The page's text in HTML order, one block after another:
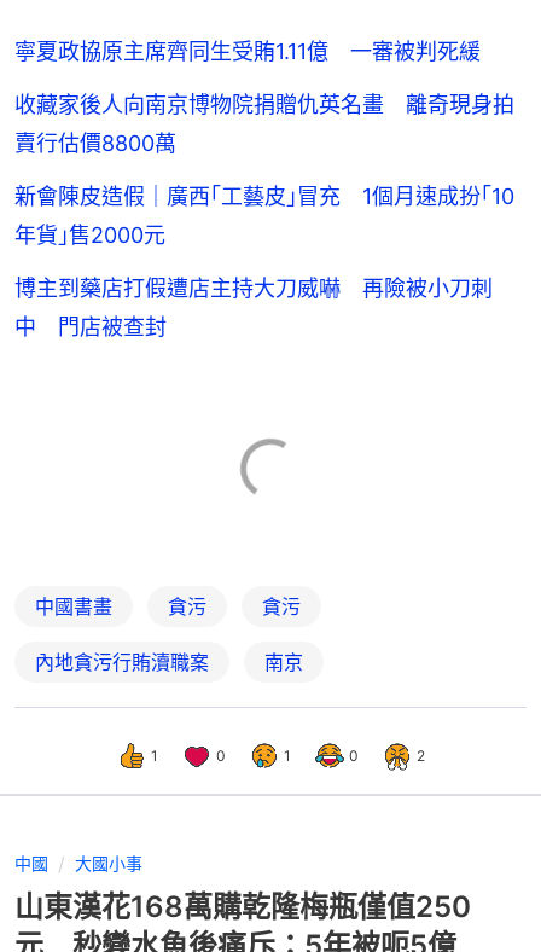
寧夏政協原主席齊同生受賄1.11億 一審被判死緩
收藏家後人向南京博物院捐贈仇英名畫 離奇現身拍
賣行估價8800萬
新會陳皮造假｜廣西｢工藝皮｣冒充 1個月速成扮｢10
年貨｣售2000元
博主到藥店打假遭店主持大刀威嚇 再險被小刀刺
中 門店被查封
中國書畫 貪污 貪污
內地貪污行賄瀆職案 南京
1 0 1 0 2
中國 大國小事
山東漢花168萬購乾隆梅瓶僅值250
元 秒變水魚後痛斥：5年被呃5億